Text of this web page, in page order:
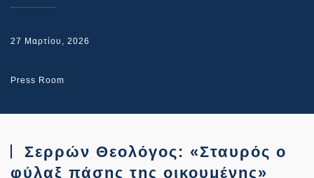
27 Μαρτίου, 2026
Press Room
Σερρών Θεολόγος: «Σταυρός ο
φύλαξ πάσης της οικουμένης»